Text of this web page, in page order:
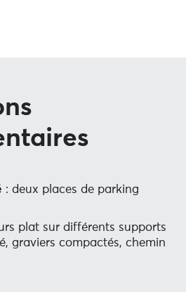
: deux places de parking
plat sur différents supports
graviers compactés, chemin